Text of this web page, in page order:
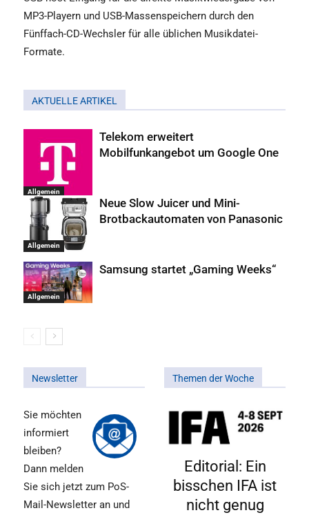
MP3-Playern und USB-Massenspeichern durch den
Fünffach-CD-Wechsler für alle üblichen Musikdatei-
Formate.
AKTUELLE ARTIKEL
Allgemein
Telekom erweitert
Mobilfunkangebot um Google One
Allgemein
Neue Slow Juicer und Mini-
Brotbackautomaten von Panasonic
Allgemein
Samsung startet „Gaming Weeks“
Newsletter
Sie möchten
informiert
bleiben?
Dann melden
Sie sich jetzt zum PoS-
Mail-Newsletter an und
Themen der Woche
Editorial: Ein
bisschen IFA ist
nicht genug